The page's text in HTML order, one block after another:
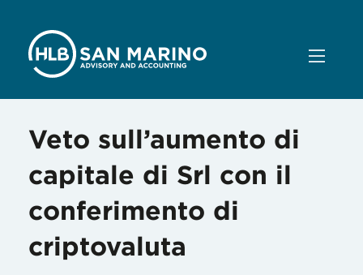
Veto sull’aumento di
capitale di Srl con il
conferimento di
criptovaluta